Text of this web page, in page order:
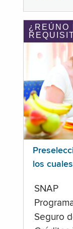
¿REÚNO
los
SNAP
Seguro